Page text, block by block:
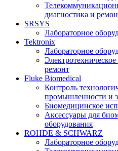
диагностика и
SRSYS
Лабораторное
Tektronix
Лабораторное
ремонт
Fluke Biomedical
Контроль
промышленности и
Биомедицинское
Аксессуары для
оборудования
ROHDE & SCHWARZ
Лабораторное